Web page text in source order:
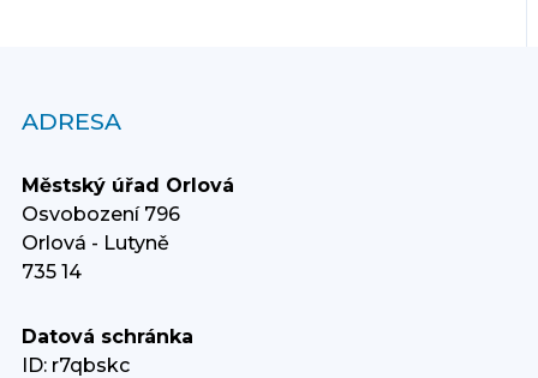
ADRESA
Městský úřad Orlová
Osvobození 796
Orlová - Lutyně
735 14
Datová schránka
ID: r7qbskc